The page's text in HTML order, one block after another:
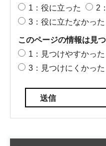
1：役に立った
2
3：役に立たなかった
このページの情報は見
1：見つけやすかった
3：見つけにくかった